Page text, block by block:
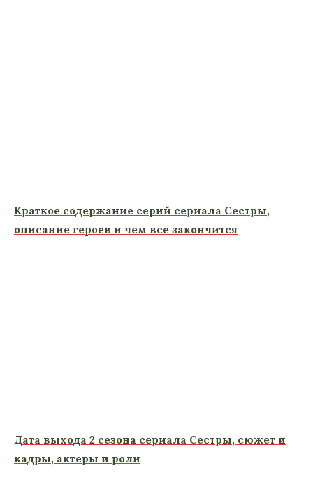
Краткое содержание серий сериала Сестры,
описание героев и чем все закончится
Дата выхода 2 сезона сериала Сестры, сюжет и
кадры, актеры и роли